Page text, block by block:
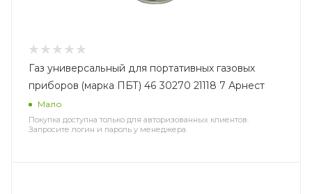
Газ универсальный для портативных газовых
приборов (марка ПБТ) 46 30270 21118 7 Арнест
Мало
Покупка доступна только для авторизованных клиентов.
Запросите логин и пароль у менеджера.